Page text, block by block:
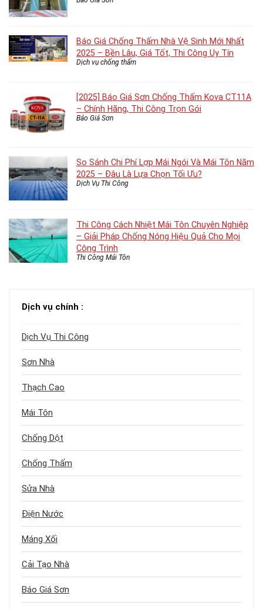
Báo Giá Chống Thấm Nhà Vệ Sinh Mới Nhất
2025 – Bền Lâu, Giá Tốt, Thi Công Uy Tín
Dịch vụ chống thấm
[2025] Báo Giá Sơn Chống Thấm Kova CT11A
– Chính Hãng, Thi Công Trọn Gói
Báo Giá Sơn
So Sánh Chi Phí Lợp Mái Ngói Và Mái Tôn Năm
2025 – Đâu Là Lựa Chọn Tối Ưu?
Dịch Vụ Thi Công
Thi Công Cách Nhiệt Mái Tôn Chuyên Nghiệp
– Giải Pháp Chống Nóng Hiệu Quả Cho Mọi
Công Trình
Thi Công Mái Tôn
Dịch vụ chính :
Dịch Vụ Thi Công
Sơn Nhà
Thạch Cao
Mái Tôn
Chống Dột
Chống Thấm
Sửa Nhà
Điện Nước
Máng Xối
Cải Tạo Nhà
Báo Giá Sơn